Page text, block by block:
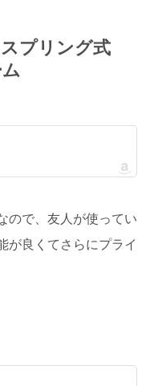
プリング式
ので、友人が使ってい
が良くてさらにプライ